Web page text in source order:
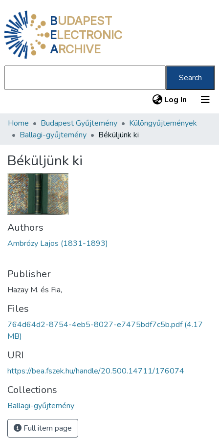
BUDAPEST
ELECTRONIC
ARCHIVE
Search
Log In (current)
Communities & Collections
Statistics
About us
Home Budapest Gyűjtemény
Különgyűjtemények
Ballagi-gyűjtemény
Béküljünk ki
Béküljünk ki
Authors
Ambrózy Lajos (1831-1893)
Publisher
Hazay M. és Fia,
Files
764d64d2-8754-4eb5-8027-e7475bdf7c5b.pdf(4.17
MB)
URI
https://bea.fszek.hu/handle/20.500.14711/176074
Collections
Ballagi-gyűjtemény
Full item page